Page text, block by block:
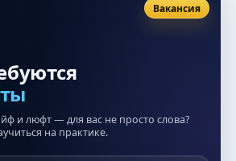
Вакансия
и люфт — для вас не просто слова?
на практике.